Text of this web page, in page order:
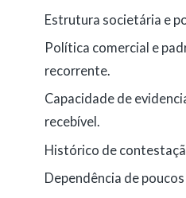
Estrutura societária e
Política comercial e
recorrente.
Capacidade de
recebível.
Histórico de
Dependência de